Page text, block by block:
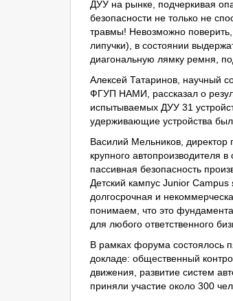
ДУУ на рынке, подчеркивая
безопасности не только не
травмы! Невозможно
липучки), в состоянии
диагональную лямку ремня,
Алексей Татаринов, научный
ФГУП НАМИ, рассказал о
испытываемых ДУУ 31
удерживающие устройства
Василий Мельников,
крупного автопроизводителя
пассивная безопасность
Детский кампус Junior
долгосрочная и
понимаем, что это
для любого ответственного
В рамках форума состоялось
докладе: общественный
движения, развитие систем
приняли участие около 300